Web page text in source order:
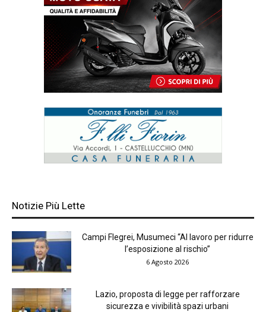
Notizie Più Lette
Campi Flegrei, Musumeci “Al lavoro per ridurre
l’esposizione al rischio”
6 Agosto 2026
Lazio, proposta di legge per rafforzare
sicurezza e vivibilità spazi urbani